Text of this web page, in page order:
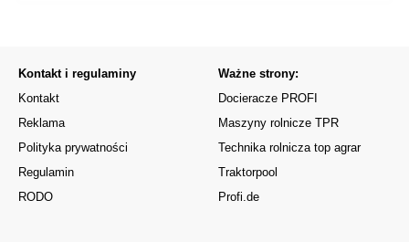
Kontakt i regulaminy
Kontakt
Reklama
Polityka prywatności
Regulamin
RODO
Ważne strony:
Docieracze PROFI
Maszyny rolnicze TPR
Technika rolnicza top agrar
Traktorpool
Profi.de